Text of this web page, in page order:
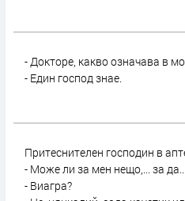
- Докторе, какво означава в
- Един господ знае.
Притеснителен господин в
- Може ли за мен нещо,... за
- Виагра?